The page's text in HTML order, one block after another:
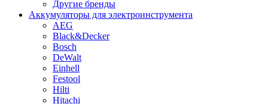
Другие бренды
Аккумуляторы для электроинструмента
AEG
Black&Decker
Bosch
DeWalt
Einhell
Festool
Hilti
Hitachi